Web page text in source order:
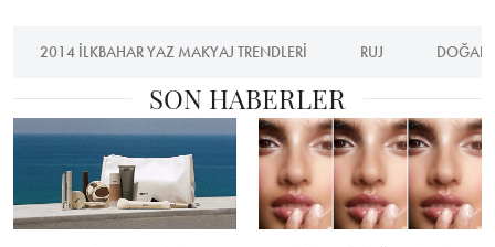
2014 ILKBAHAR YAZ MAKYAJ TRENDLERI RUJ DOĞAL
SON HABERLER